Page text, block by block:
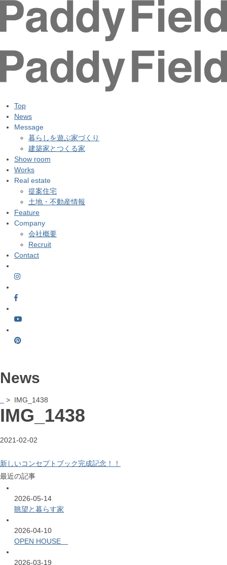
Top
News
Message
暮らしを遊ぶ家づくり
建築家とつくる家
Show room
Works
Real estate
提案住宅
土地・不動産情報
Feature
Company
会社概要
Recruit
Contact
News
> IMG_1438
IMG_1438
2021-02-02
新しいコンセプトブック完成記念！！
最近の記事
2026-05-14
眺望と暮らす家
2026-04-10
OPEN HOUSE
2026-03-19